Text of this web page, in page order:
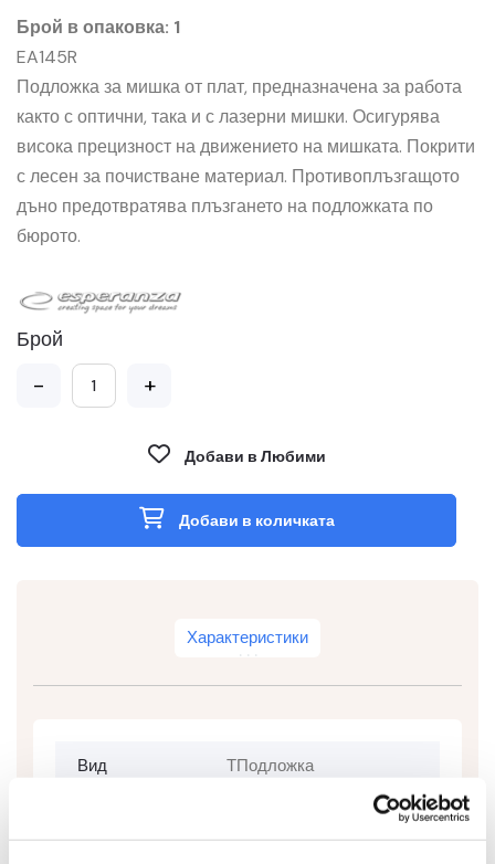
Брой в опаковка: 1
EA145R
Подложка за мишка от плат, предназначена за работа
както с оптични, така и с лазерни мишки. Осигурява
висока прецизност на движението на мишката. Покрити
с лесен за почистване материал. Противоплъзгащото
дъно предотвратява плъзгането на подложката по
бюрото.
Брой
- +
Добави в Любими
Добави в количката
Характеристики
Вид ТПодложка